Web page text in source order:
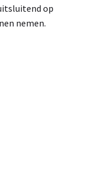
op
nemen.